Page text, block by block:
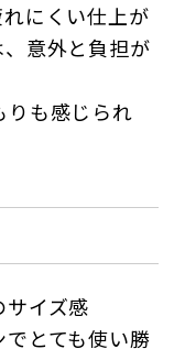
にくい仕上が
意外と負担が
りも感じられ
イズ感
とても使い勝